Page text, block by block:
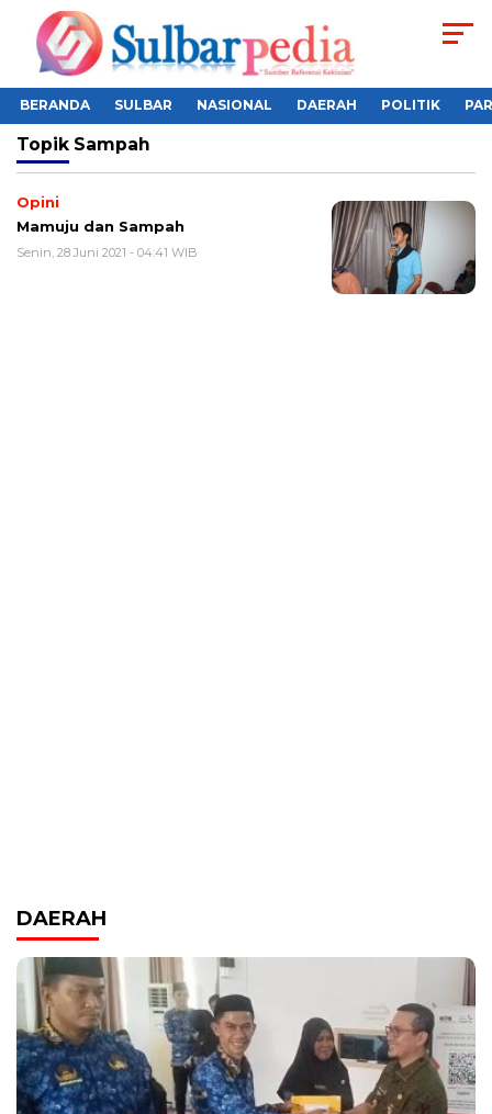
BERANDA SULBAR NASIONAL DAERAH POLITIK
Topik Sampah
Opini
Mamuju dan Sampah
Senin, 28 Juni 2021 - 04:41 WIB
DAERAH